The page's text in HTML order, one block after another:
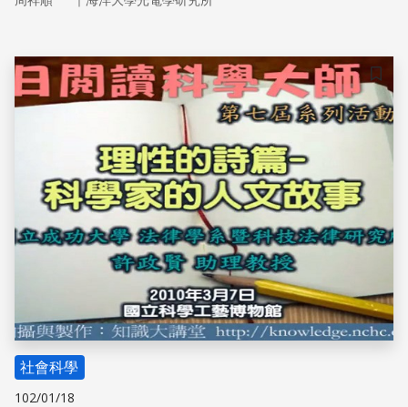
沉。接下來就讓我們來看看，伽利略溫度計是如何從浮沉的
儲存
社會科學
102/01/18